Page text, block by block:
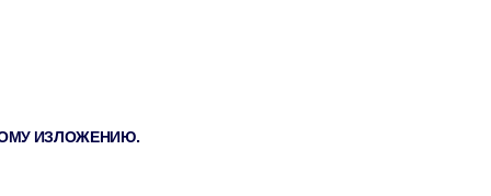
ИЗЛОЖЕНИЮ.